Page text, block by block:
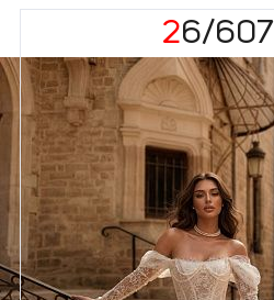
26/607